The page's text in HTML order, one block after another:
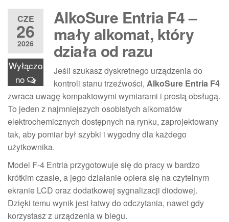
CZE
26
2026
Wyłączo
no
AlkoSure Entria F4 –
mały alkomat, który
działa od razu
Jeśli szukasz dyskretnego urządzenia do
kontroli stanu trzeźwości, AlkoSure Entria F4
zwraca uwagę kompaktowymi wymiarami i prostą obsługą.
To jeden z najmniejszych osobistych alkomatów
elektrochemicznych dostępnych na rynku, zaprojektowany
tak, aby pomiar był szybki i wygodny dla każdego
użytkownika.
Model F-4 Entria przygotowuje się do pracy w bardzo
krótkim czasie, a jego działanie opiera się na czytelnym
ekranie LCD oraz dodatkowej sygnalizacji diodowej.
Dzięki temu wynik jest łatwy do odczytania, nawet gdy
korzystasz z urządzenia w biegu.